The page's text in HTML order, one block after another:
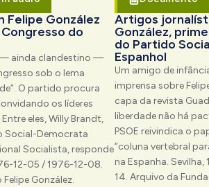
Felipe González
do
— ainda clandestino —
sob o lema
O partido procura
os líderes
eles, Willy Brandt,
Social-Democrata
Socialista, responde
12-05 / 1976-12-08.
González.
Artigos
González,
do Partido
Espanhol
Um amigo de
imprensa sobre
capa da revista
liberdade não há
PSOE reivindica o
“coluna vertebral
na Espanha.
14. Arquivo da